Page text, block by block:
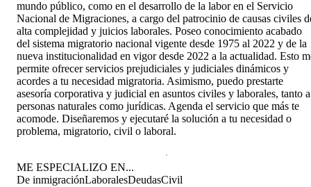
mundo público, como en el desarrollo de la labor en el Servicio
Nacional de Migraciones, a cargo del patrocinio de causas civiles
alta complejidad y juicios laborales. Poseo conocimiento acabado
del sistema migratorio nacional vigente desde 1975 al 2022 y de la
nueva institucionalidad en vigor desde 2022 a la actualidad. Esto
permite ofrecer servicios prejudiciales y judiciales dinámicos y
acordes a tu necesidad migratoria. Asimismo, puedo prestarte
asesoría corporativa y judicial en asuntos civiles y laborales, tanto a
personas naturales como jurídicas. Agenda el servicio que más te
acomode. Diseñaremos y ejecutaré la solución a tu necesidad o
problema, migratorio, civil o laboral.
ME ESPECIALIZO EN...
De inmigraciónLaboralesDeudasCivil